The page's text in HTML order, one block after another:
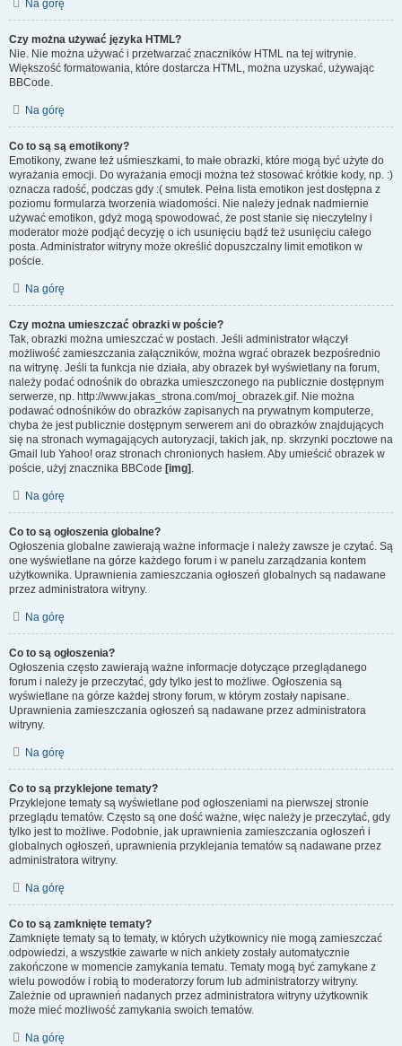
Na górę
Czy można używać języka HTML?
Nie. Nie można używać i przetwarzać znaczników HTML na tej witrynie.
Większość formatowania, które dostarcza HTML, można uzyskać, używając
BBCode.
Na górę
Co to są są emotikony?
Emotikony, zwane też uśmieszkami, to małe obrazki, które mogą być użyte do
wyrażania emocji. Do wyrażania emocji można też stosować krótkie kody, np. :)
oznacza radość, podczas gdy :( smutek. Pełna lista emotikon jest dostępna z
poziomu formularza tworzenia wiadomości. Nie należy jednak nadmiernie
używać emotikon, gdyż mogą spowodować, że post stanie się nieczytelny i
moderator może podjąć decyzję o ich usunięciu bądź też usunięciu całego
posta. Administrator witryny może określić dopuszczalny limit emotikon w
poście.
Na górę
Czy można umieszczać obrazki w poście?
Tak, obrazki można umieszczać w postach. Jeśli administrator włączył
możliwość zamieszczania załączników, można wgrać obrazek bezpośrednio
na witrynę. Jeśli ta funkcja nie działa, aby obrazek był wyświetlany na forum,
należy podać odnośnik do obrazka umieszczonego na publicznie dostępnym
serwerze, np. http://www.jakas_strona.com/moj_obrazek.gif. Nie można
podawać odnośników do obrazków zapisanych na prywatnym komputerze,
chyba że jest publicznie dostępnym serwerem ani do obrazków znajdujących
się na stronach wymagających autoryzacji, takich jak, np. skrzynki pocztowe na
Gmail lub Yahoo! oraz stronach chronionych hasłem. Aby umieścić obrazek w
poście, użyj znacznika BBCode [img] .
Na górę
Co to są ogłoszenia globalne?
Ogłoszenia globalne zawierają ważne informacje i należy zawsze je czytać. Są
one wyświetlane na górze każdego forum i w panelu zarządzania kontem
użytkownika. Uprawnienia zamieszczania ogłoszeń globalnych są nadawane
przez administratora witryny.
Na górę
Co to są ogłoszenia?
Ogłoszenia często zawierają ważne informacje dotyczące przeglądanego
forum i należy je przeczytać, gdy tylko jest to możliwe. Ogłoszenia są
wyświetlane na górze każdej strony forum, w którym zostały napisane.
Uprawnienia zamieszczania ogłoszeń są nadawane przez administratora
witryny.
Na górę
Co to są przyklejone tematy?
Przyklejone tematy są wyświetlane pod ogłoszeniami na pierwszej stronie
przeglądu tematów. Często są one dość ważne, więc należy je przeczytać, gdy
tylko jest to możliwe. Podobnie, jak uprawnienia zamieszczania ogłoszeń i
globalnych ogłoszeń, uprawnienia przyklejania tematów są nadawane przez
administratora witryny.
Na górę
Co to są zamknięte tematy?
Zamknięte tematy są to tematy, w których użytkownicy nie mogą zamieszczać
odpowiedzi, a wszystkie zawarte w nich ankiety zostały automatycznie
zakończone w momencie zamykania tematu. Tematy mogą być zamykane z
wielu powodów i robią to moderatorzy forum lub administratorzy witryny.
Zależnie od uprawnień nadanych przez administratora witryny użytkownik
może mieć możliwość zamykania swoich tematów.
Na górę